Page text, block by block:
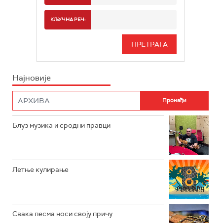
РАДИО БЕОГРАД 3
РАДИО РОКЕНРОЛЕР
РАДИО ЏЕЗЕР
ИНФО
КЉУЧНА РЕЧ:
Најновије
Блуз музика и сродни правци
Летње кулирање
Свака песма носи своју причу